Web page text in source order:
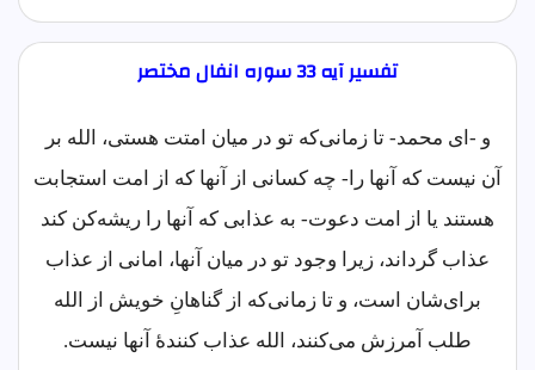
تفسیر آیه 33 سوره انفال مختصر
و -ای محمد- تا زمانی‌که تو در میان امتت هستی، الله بر
آن نیست که آنها را- چه کسانی از آنها که از امت استجابت
هستند یا از امت دعوت- به عذابی که آنها را ریشه‌کن کند
عذاب گرداند، زیرا وجود تو در میان آنها، امانی از عذاب
برای‌شان است، و تا زمانی‌که از گناهانِ خویش از الله
طلب آمرزش می‌کنند، الله عذاب‌ کنندۀ آنها نیست.